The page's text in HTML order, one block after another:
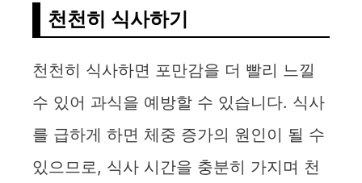
천천히 식사하기
천천히 식사하면 포만감을 더 빨리 느낄
수 있어 과식을 예방할 수 있습니다. 식사
를 급하게 하면 체중 증가의 원인이 될 수
있으므로, 식사 시간을 충분히 가지며 천